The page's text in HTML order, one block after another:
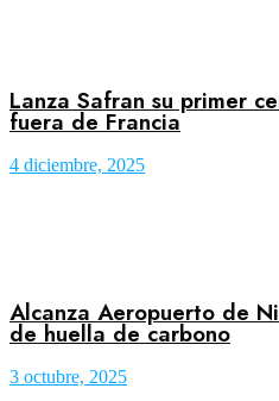
Lanza Safran su primer
fuera de Francia
4 diciembre, 2025
Alcanza Aeropuerto de
de huella de carbono
3 octubre, 2025